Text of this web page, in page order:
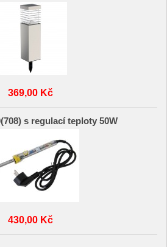
369,00 Kč
s regulací teploty 50W
430,00 Kč